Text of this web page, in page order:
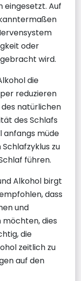
eingesetzt. Auf
oder
wird.
die
reduzieren
des natürlichen
des Schlafs
anfangs müde
zu
führen.
Alkohol birgt
dass
und
möchten, dies
die
zeitlich zu
auf den